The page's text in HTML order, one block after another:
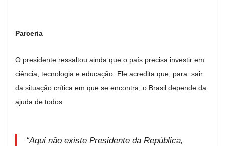
Parceria
O presidente ressaltou ainda que o país precisa investir em
ciência, tecnologia e educação. Ele acredita que, para sair
da situação crítica em que se encontra, o Brasil depende da
ajuda de todos.
“Aqui não existe Presidente da República,